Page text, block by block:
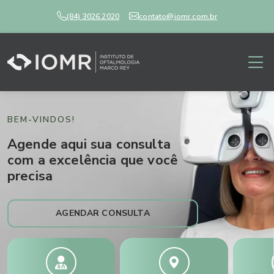
(84) 3026.2020 contato@iomr.com.br
BEM-VINDOS!
Agende aqui sua consulta
com a excelência que você
precisa
AGENDAR CONSULTA